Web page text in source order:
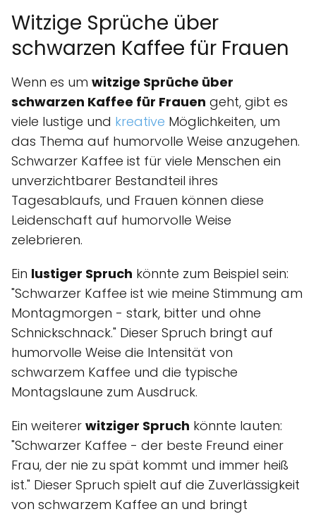
Witzige Sprüche über
schwarzen Kaffee für Frauen
Wenn es um witzige Sprüche über
schwarzen Kaffee für Frauen geht, gibt es
viele lustige und kreative Möglichkeiten, um
das Thema auf humorvolle Weise anzugehen.
Schwarzer Kaffee ist für viele Menschen ein
unverzichtbarer Bestandteil ihres
Tagesablaufs, und Frauen können diese
Leidenschaft auf humorvolle Weise
zelebrieren.
Ein lustiger Spruch könnte zum Beispiel sein:
"Schwarzer Kaffee ist wie meine Stimmung am
Montagmorgen - stark, bitter und ohne
Schnickschnack." Dieser Spruch bringt auf
humorvolle Weise die Intensität von
schwarzem Kaffee und die typische
Montagslaune zum Ausdruck.
Ein weiterer witziger Spruch könnte lauten:
"Schwarzer Kaffee - der beste Freund einer
Frau, der nie zu spät kommt und immer heiß
ist." Dieser Spruch spielt auf die Zuverlässigkeit
von schwarzem Kaffee an und bringt